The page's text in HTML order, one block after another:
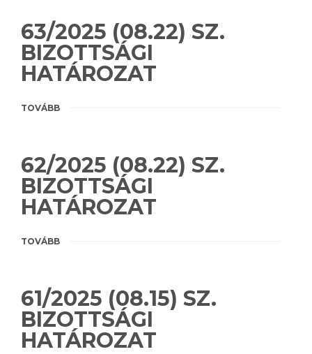
63/2025 (08.22) SZ.
BIZOTTSÁGI
HATÁROZAT
TOVÁBB
62/2025 (08.22) SZ.
BIZOTTSÁGI
HATÁROZAT
TOVÁBB
61/2025 (08.15) SZ.
BIZOTTSÁGI
HATÁROZAT